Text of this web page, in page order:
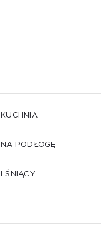
KUCHNIA
NA PODŁOGĘ
LŚNIĄCY